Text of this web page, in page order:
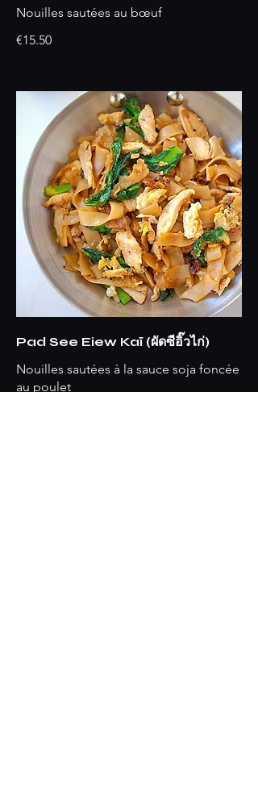
Nouilles sautées au bœuf
€15.50
Pad See Eiew Kaï (ผัดซีอิ๊วไก่)
Nouilles sautées à la sauce soja foncée
au poulet